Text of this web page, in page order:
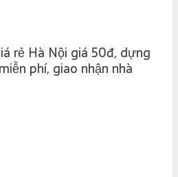
rẻ Hà Nội giá 50đ, dựng
phí, giao nhận nhà